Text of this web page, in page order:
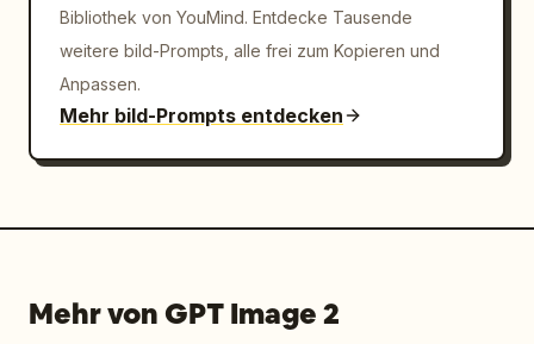
Bibliothek von YouMind. Entdecke Tausende
weitere bild-Prompts, alle frei zum Kopieren und
Anpassen.
Mehr bild-Prompts entdecken
Mehr von GPT Image 2